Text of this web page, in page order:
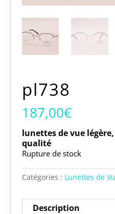
pl738
187,00€
lunettes de vue
qualité
Rupture de stock
Catégories : Lunettes de
Description